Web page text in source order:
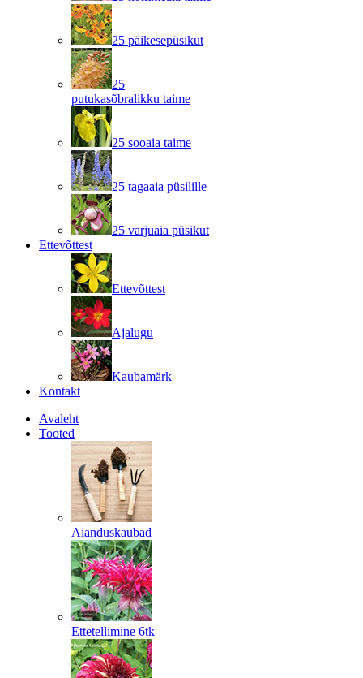
25 päikesepüsikut
25
putukasõbralikku taime
25 sooaia taime
25 tagaaia püsilille
25 varjuaia püsikut
Ettevõttest
Ettevõttest
Ajalugu
Kaubamärk
Kontakt
Avaleht
Tooted
Aianduskaubad
Ettetellimine 6tk